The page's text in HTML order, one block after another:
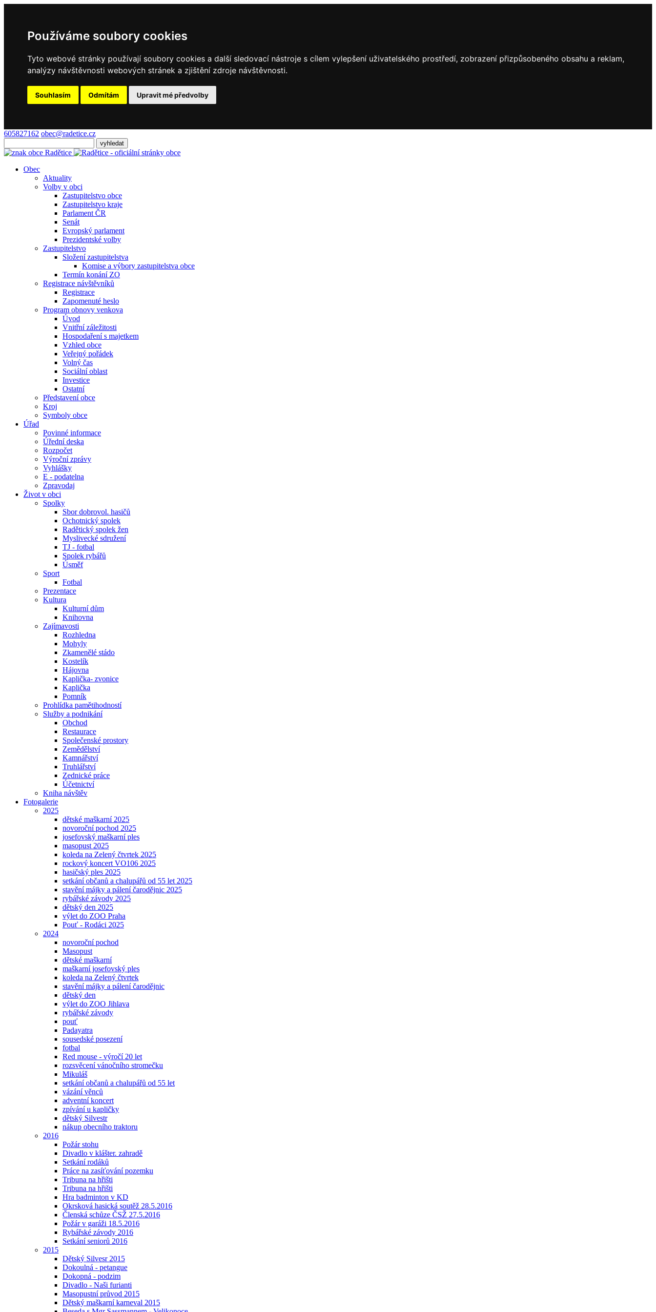
Používáme soubory cookies
Tyto webové stránky používají soubory cookies a další sledovací nástroje s cílem vylepšení uživatelského prostředí, zobrazení přizpůsobeného obsahu a reklam,
analýzy návštěvnosti webových stránek a zjištění zdroje návštěvnosti.
Souhlasím Odmítám Upravit mé předvolby
605827162 obec@radetice.cz
Obec
Aktuality
Volby v obci
Zastupitelstvo obce
Zastupitelstvo kraje
Parlament ČR
Senát
Evropský parlament
Prezidentské volby
Zastupitelstvo
Složení zastupitelstva
Komise a výbory zastupitelstva obce
Termín konání ZO
Registrace návštěvníků
Registrace
Zapomenuté heslo
Program obnovy venkova
Úvod
Vnitřní záležitosti
Hospodaření s majetkem
Vzhled obce
Veřejný pořádek
Volný čas
Sociální oblast
Investice
Ostatní
Představení obce
Kroj
Symboly obce
Úřad
Povinné informace
Úřední deska
Rozpočet
Výroční zprávy
Vyhlášky
E - podatelna
Zpravodaj
Život v obci
Spolky
Sbor dobrovol. hasičů
Ochotnický spolek
Radětický spolek žen
Myslivecké sdružení
TJ - fotbal
Spolek rybářů
Úsměf
Sport
Fotbal
Prezentace
Kultura
Kulturní dům
Knihovna
Zajímavosti
Rozhledna
Mohyly
Zkamenělé stádo
Kostelík
Hájovna
Kaplička- zvonice
Kaplička
Pomník
Prohlídka pamětihodností
Služby a podnikání
Obchod
Restaurace
Společenské prostory
Zemědělství
Kamnářství
Truhlářství
Zednické práce
Účetnictví
Kniha návštěv
Fotogalerie
2025
dětské maškarní 2025
novoroční pochod 2025
josefovský maškarní ples
masopust 2025
koleda na Zelený čtvrtek 2025
rockový koncert VO106 2025
hasičský ples 2025
setkání občanů a chalupářů od 55 let 2025
stavění májky a pálení čarodějnic 2025
rybářské závody 2025
dětský den 2025
výlet do ZOO Praha
Pouť - Rodáci 2025
2024
novoroční pochod
Masopust
dětské maškarní
maškarní josefovský ples
koleda na Zelený čtvrtek
stavění májky a pálení čarodějnic
dětský den
výlet do ZOO Jihlava
rybářské závody
pouť
Padayatra
sousedské posezení
fotbal
Red mouse - výročí 20 let
rozsvěcení vánočního stromečku
Mikuláš
setkání občanů a chalupářů od 55 let
vázání věnců
adventní koncert
zpívání u kapličky
dětský Silvestr
nákup obecního traktoru
2016
Požár stohu
Divadlo v klášter. zahradě
Setkání rodáků
Práce na zasíťování pozemku
Tribuna na hřišti
Tribuna na hřišti
Hra badminton v KD
Okrsková hasická soutěž 28.5.2016
Členská schůze ČSŽ 27.5.2016
Požár v garáži 18.5.2016
Rybářské závody 2016
Setkání seniorů 2016
2015
Dětský Silvesr 2015
Dokoulná - petangue
Dokopná - podzim
Divadlo - Naši furianti
Masopustní průvod 2015
Dětský maškarní karneval 2015